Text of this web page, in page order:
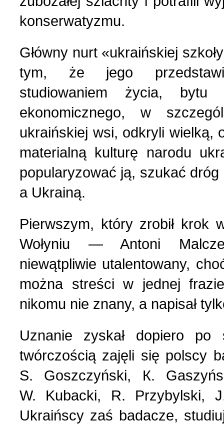
Nasza historia (24)
O tragicznie zmarłych
Ogłoszenia (24)
Opinie publiczne (11)
Poezja z Powstania
Polityka (10)
Polski biznes w
Pomoc charytatywna (1)
Prezentacja (5)
Realia ukraińskie (17)
Rocznice (1)
3 (150) 2022 r. (1)
1 (148) 2022 r. (5)
4 (147) 2021 r. (3)
3 (146) 2021 r. (1)
2 (145) 2021 r. (10)
4 (143) 2020 r. (1)
3 (142) 2020 r. (3)
2 (141) 2020 r. (2)
konserwatyzmu.
Główny nurt «ukraińskiej
tym, że jego
studiowaniem życia,
ekonomicznego, w
ukraińskiej wsi, odkryli wielką,
materialną kulturę narodu
popularyzować ją, szukać
a Ukrainą.
Pierwszym, który zrobił krok
Wołyniu — Antoni
niewątpliwie utalentowany,
można streści w jednej
nikomu nie znany, a napisał
Uznanie zyskał dopiero
twórczością zajęli się polscy
S. Goszczyński, К.
W. Kubacki, R. Przybylski,
Ukraińscy zaś badacze,